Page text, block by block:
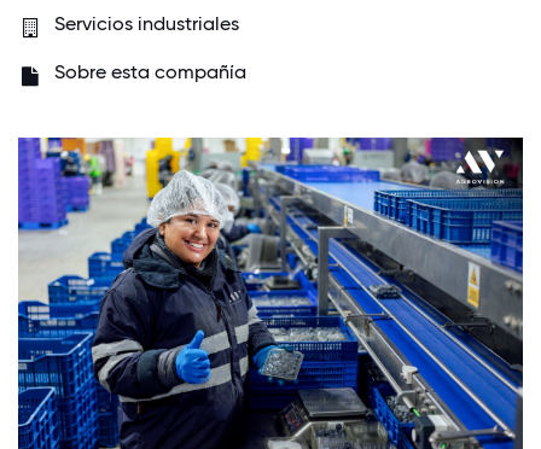
Servicios industriales
Sobre esta compañía